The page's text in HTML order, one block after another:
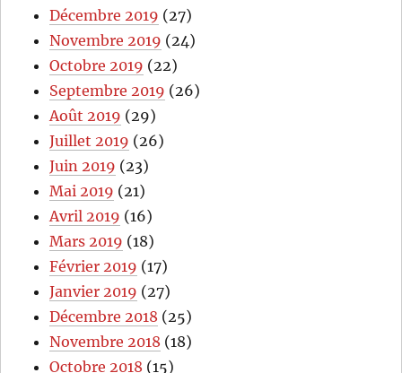
Décembre 2019 (27)
Novembre 2019 (24)
Octobre 2019 (22)
Septembre 2019 (26)
Août 2019 (29)
Juillet 2019 (26)
Juin 2019 (23)
Mai 2019 (21)
Avril 2019 (16)
Mars 2019 (18)
Février 2019 (17)
Janvier 2019 (27)
Décembre 2018 (25)
Novembre 2018 (18)
Octobre 2018 (15)